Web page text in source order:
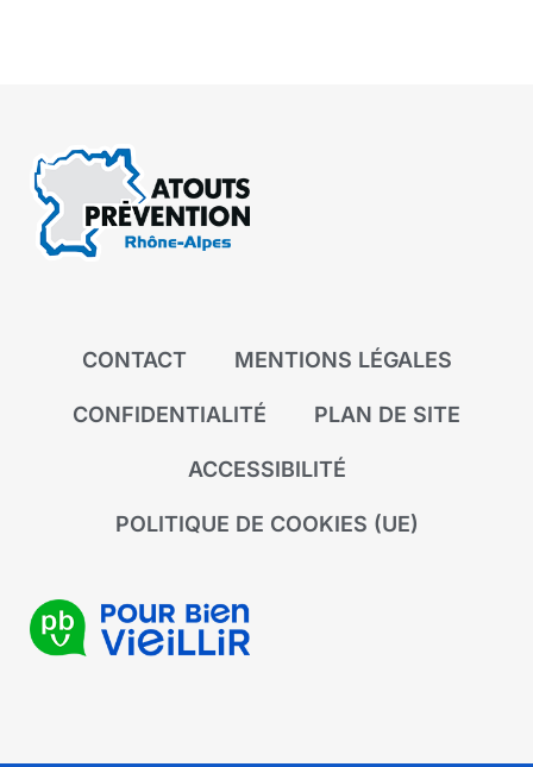
CONTACT MENTIONS LÉGALES
CONFIDENTIALITÉ PLAN DE SITE
ACCESSIBILITÉ
POLITIQUE DE COOKIES (UE)